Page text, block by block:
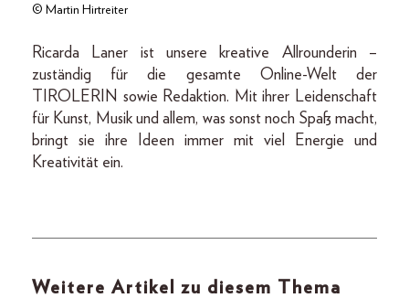
© Martin Hirtreiter
Ricarda Laner ist unsere kreative Allrounderin –
zuständig für die gesamte Online-Welt der
TIROLERIN sowie Redaktion. Mit ihrer Leidenschaft
für Kunst, Musik und allem, was sonst noch Spaß macht,
bringt sie ihre Ideen immer mit viel Energie und
Kreativität ein.
Weitere Artikel zu diesem Thema